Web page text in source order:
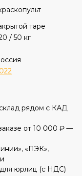
таре
/ 50 кг
рядом с КАД
от 10 000 ₽ —
«ПЭК»,
для юрлиц (с НДС)